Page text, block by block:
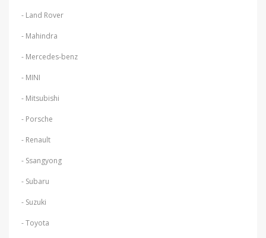
- Land Rover
- Mahindra
- Mercedes-benz
- MINI
- Mitsubishi
- Porsche
- Renault
- Ssangyong
- Subaru
- Suzuki
- Toyota